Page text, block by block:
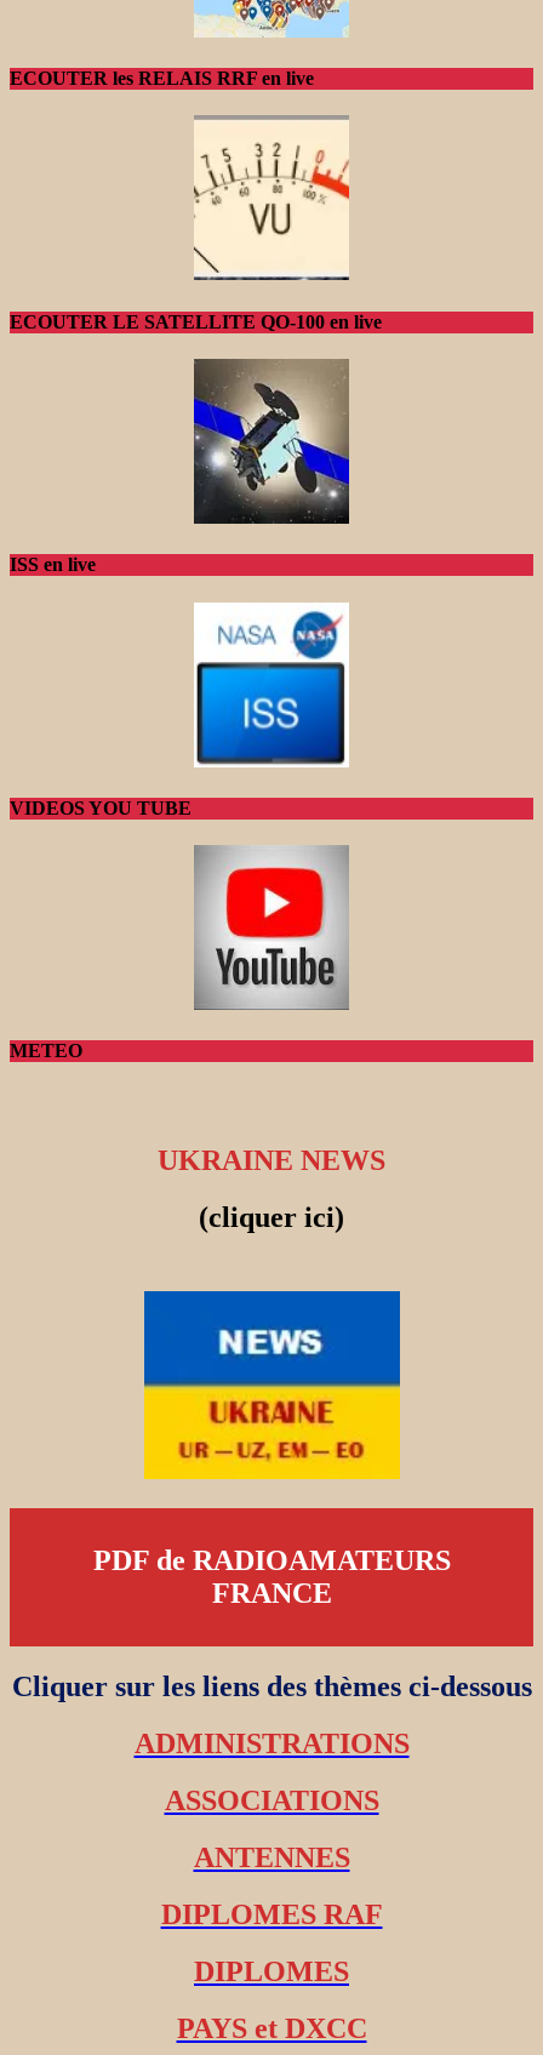
ECOUTER les RELAIS RRF en live
ECOUTER LE SATELLITE QO-100 en live
ISS en live
VIDEOS YOU TUBE
METEO
UKRAINE NEWS
(cliquer ici)
PDF de RADIOAMATEURS
FRANCE
Cliquer sur les liens des thèmes ci-dessous
ADMINISTRATIONS
ASSOCIATIONS
ANTENNES
DIPLOMES RAF
DIPLOMES
PAYS et DXCC